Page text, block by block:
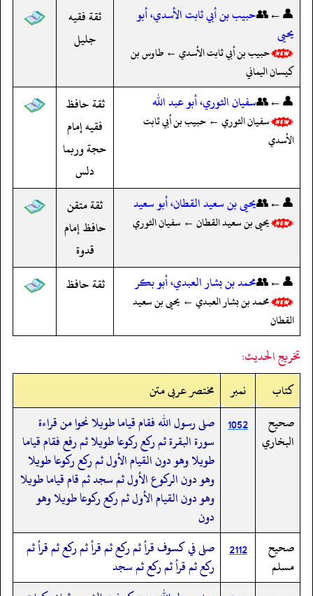
👤←👥حبيب بن أبي ثابت الأسدي، أبو
يحيى
حبيب بن أبي ثابت الأسدي ← طاوس بن
كيسان اليماني
ثقة فقيه
جليل
👤←👥سفيان الثوري، أبو عبد الله
سفيان الثوري ← حبيب بن أبي ثابت
الأسدي
ثقة حافظ
فقيه إمام
حجة وربما
دلس
👤←👥يحيى بن سعيد القطان، أبو سعيد
يحيى بن سعيد القطان ← سفيان الثوري
ثقة متقن
حافظ إمام
قدوة
👤←👥محمد بن بشار العبدي، أبو بكر
محمد بن بشار العبدي ← يحيى بن سعيد
القطان
ثقة حافظ
تخريج الحديث:
کتاب
نمبر
مختصر عربی متن
صحيح
البخاري
1052 صلى رسول الله فقام قياما طويلا نحوا من قراءة
سورة البقرة ثم ركع ركوعا طويلا ثم رفع فقام قياما
طويلا وهو دون القيام الأول ثم ركع ركوعا طويلا
وهو دون الركوع الأول ثم سجد ثم قام قياما طويلا
وهو دون القيام الأول ثم ركع ركوعا طويلا وهو
دون
صحيح
مسلم
2112
صلى في كسوف قرأ ثم ركع ثم قرأ ثم ركع ثم قرأ ثم
ركع ثم قرأ ثم ركع ثم سجد